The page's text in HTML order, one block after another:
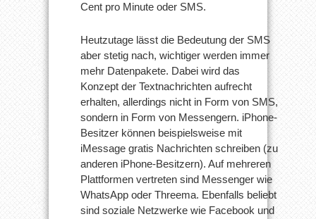
Cent pro Minute oder SMS.
Heutzutage lässt die Bedeutung der SMS
aber stetig nach, wichtiger werden immer
mehr Datenpakete. Dabei wird das
Konzept der Textnachrichten aufrecht
erhalten, allerdings nicht in Form von SMS,
sondern in Form von Messengern. iPhone-
Besitzer können beispielsweise mit
iMessage gratis Nachrichten schreiben (zu
anderen iPhone-Besitzern). Auf mehreren
Plattformen vertreten sind Messenger wie
WhatsApp oder Threema. Ebenfalls beliebt
sind soziale Netzwerke wie Facebook und